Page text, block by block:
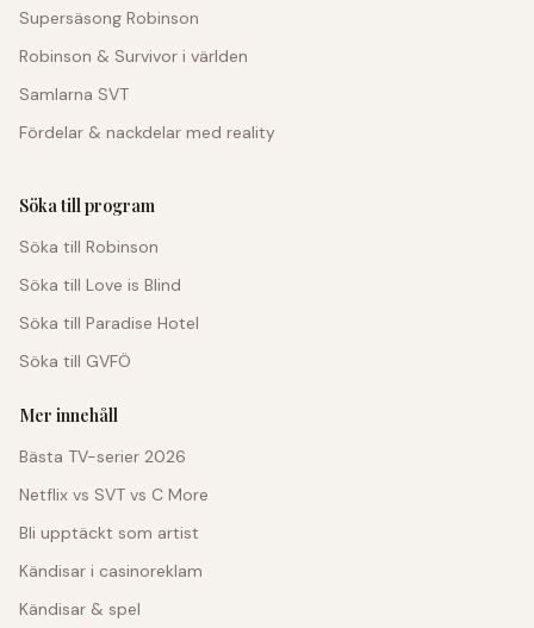
Supersäsong Robinson
Robinson & Survivor i världen
Samlarna SVT
Fördelar & nackdelar med reality
Söka till program
Söka till Robinson
Söka till Love is Blind
Söka till Paradise Hotel
Söka till GVFÖ
Mer innehåll
Bästa TV-serier 2026
Netflix vs SVT vs C More
Bli upptäckt som artist
Kändisar i casinoreklam
Kändisar & spel